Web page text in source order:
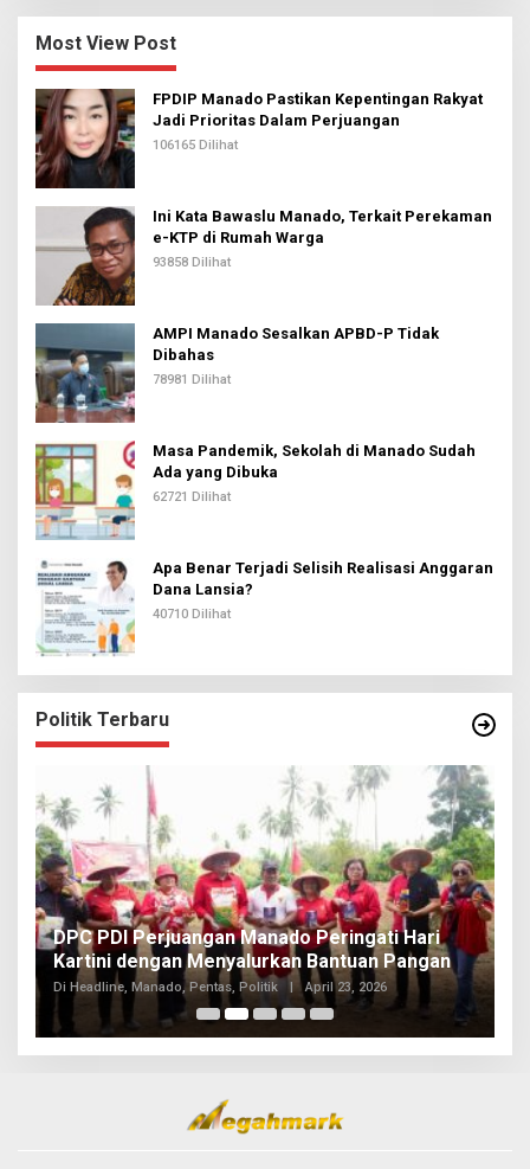
Most View Post
FPDIP Manado Pastikan Kepentingan Rakyat
Jadi Prioritas Dalam Perjuangan
106165 Dilihat
Ini Kata Bawaslu Manado, Terkait Perekaman
e-KTP di Rumah Warga
93858 Dilihat
AMPI Manado Sesalkan APBD-P Tidak
Dibahas
78981 Dilihat
Masa Pandemik, Sekolah di Manado Sudah
Ada yang Dibuka
62721 Dilihat
Apa Benar Terjadi Selisih Realisasi Anggaran
Dana Lansia?
40710 Dilihat
Politik Terbaru
DPC PDI Perjuangan Manado Peringati Hari
Kartini dengan Menyalurkan Bantuan Pangan
Di Headline, Manado, Pentas, Politik | April 23, 2026